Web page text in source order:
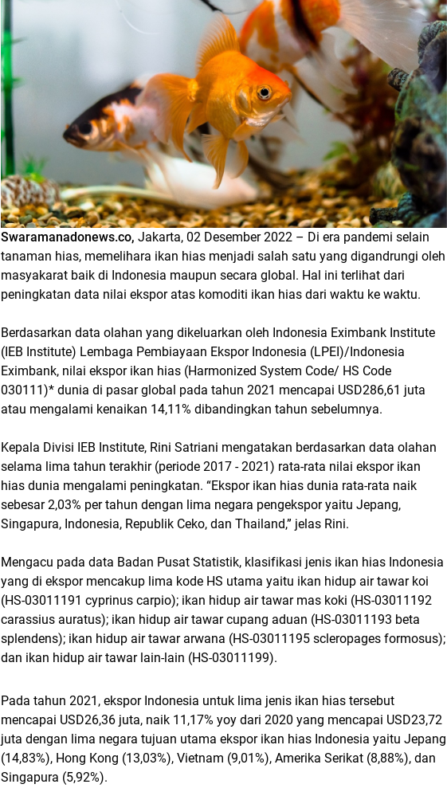
Swaramanadonews.co, Jakarta, 02 Desember 2022 – Di era pandemi selain
tanaman hias, memelihara ikan hias menjadi salah satu yang digandrungi oleh
masyakarat baik di Indonesia maupun secara global. Hal ini terlihat dari
peningkatan data nilai ekspor atas komoditi ikan hias dari waktu ke waktu.
Berdasarkan data olahan yang dikeluarkan oleh Indonesia Eximbank Institute
(IEB Institute) Lembaga Pembiayaan Ekspor Indonesia (LPEI)/Indonesia
Eximbank, nilai ekspor ikan hias (Harmonized System Code/ HS Code
030111)* dunia di pasar global pada tahun 2021 mencapai USD286,61 juta
atau mengalami kenaikan 14,11% dibandingkan tahun sebelumnya.
Kepala Divisi IEB Institute, Rini Satriani mengatakan berdasarkan data olahan
selama lima tahun terakhir (periode 2017 - 2021) rata-rata nilai ekspor ikan
hias dunia mengalami peningkatan. “Ekspor ikan hias dunia rata-rata naik
sebesar 2,03% per tahun dengan lima negara pengekspor yaitu Jepang,
Singapura, Indonesia, Republik Ceko, dan Thailand,” jelas Rini.
Mengacu pada data Badan Pusat Statistik, klasifikasi jenis ikan hias Indonesia
yang di ekspor mencakup lima kode HS utama yaitu ikan hidup air tawar koi
(HS-03011191 cyprinus carpio); ikan hidup air tawar mas koki (HS-03011192
carassius auratus); ikan hidup air tawar cupang aduan (HS-03011193 beta
splendens); ikan hidup air tawar arwana (HS-03011195 scleropages formosus);
dan ikan hidup air tawar lain-lain (HS-03011199).
Pada tahun 2021, ekspor Indonesia untuk lima jenis ikan hias tersebut
mencapai USD26,36 juta, naik 11,17% yoy dari 2020 yang mencapai USD23,72
juta dengan lima negara tujuan utama ekspor ikan hias Indonesia yaitu Jepang
(14,83%), Hong Kong (13,03%), Vietnam (9,01%), Amerika Serikat (8,88%), dan
Singapura (5,92%).